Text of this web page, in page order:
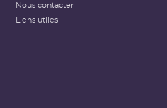
Nous contacter
Liens utiles